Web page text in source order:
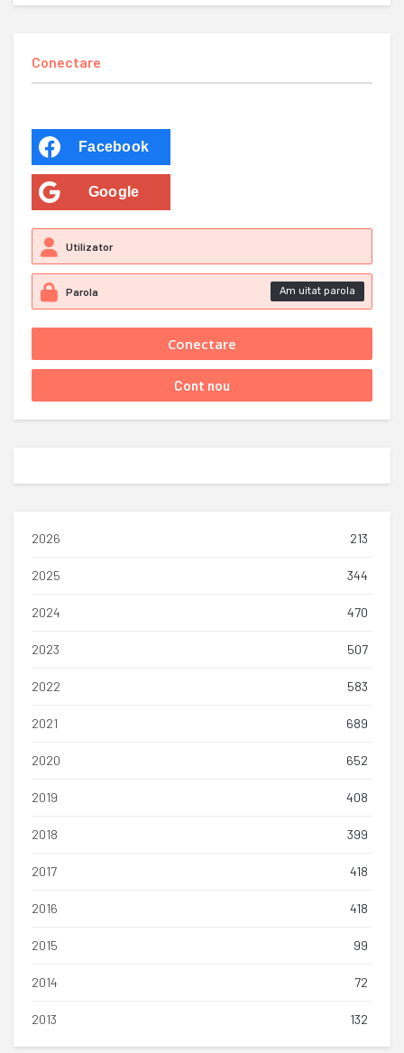
Conectare
Facebook
Google
Am uitat parola
2026 213
2025 344
2024 470
2023 507
2022 583
2021 689
2020 652
2019 408
2018 399
2017 418
2016 418
2015 99
2014 72
2013 132